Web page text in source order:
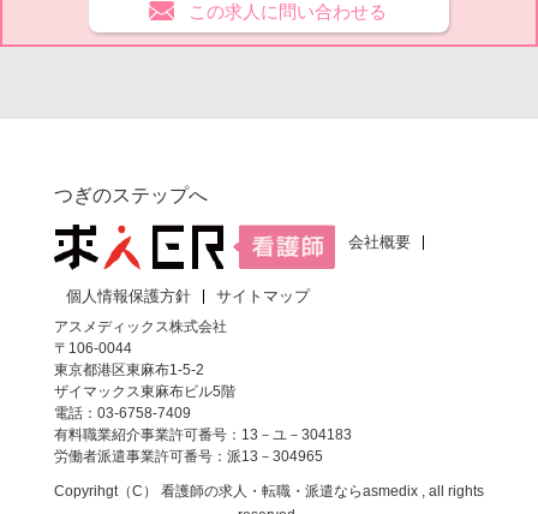
この求人に問い合わせる
つぎのステップへ
会社概要
個人情報保護方針
サイトマップ
アスメディックス株式会社
〒106-0044
東京都港区東麻布1-5-2
ザイマックス東麻布ビル5階
電話：03-6758-7409
有料職業紹介事業許可番号：13－ユ－304183
労働者派遣事業許可番号：派13－304965
Copyrihgt（C） 看護師の求人・転職・派遣ならasmedix , all rights